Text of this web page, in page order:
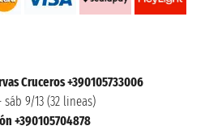
Cruceros +390105733006
9/13 (32 lineas)
+390105704878